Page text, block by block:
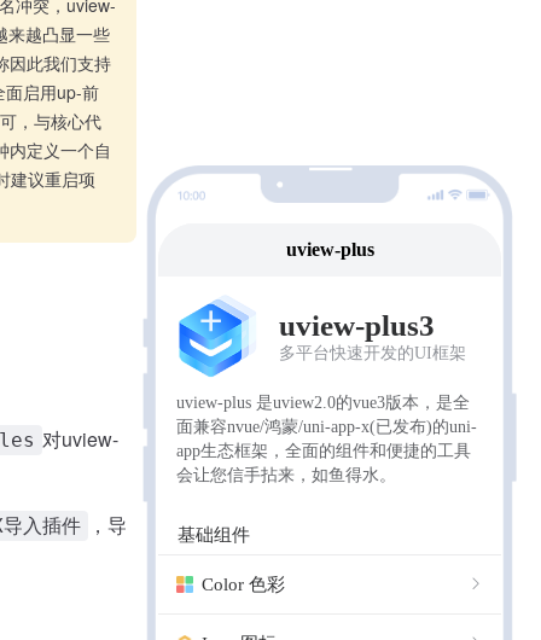
冲突，uview-
来越凸显一些
因此我们支持
面启用up-前
，与核心代
内定义一个自
建议重启项
对uview-
入插件 ，导